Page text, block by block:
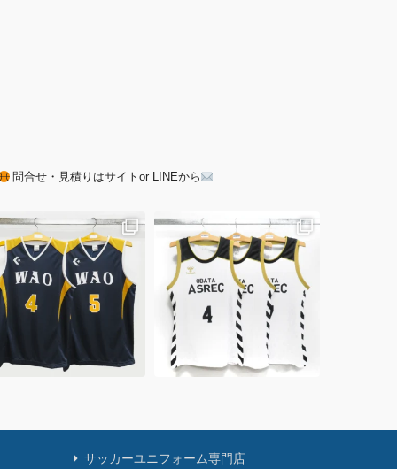
問合せ・見積りはサイトor LINEから
サッカーユニフォーム専門店